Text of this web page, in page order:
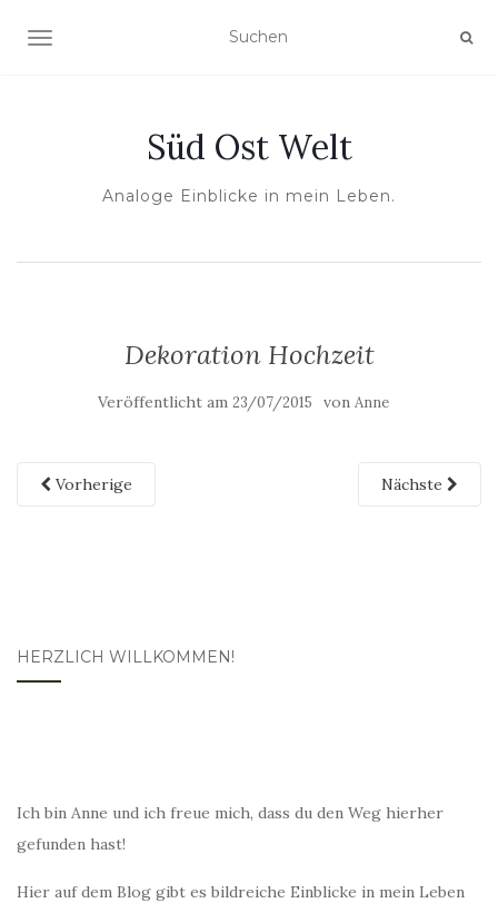
NAVIGATION UMSCHALTEN
Süd Ost Welt
Analoge Einblicke in mein Leben.
Dekoration Hochzeit
Veröffentlicht am 23/07/2015 von Anne
Vorherige Nächste
HERZLICH WILLKOMMEN!
Ich bin Anne und ich freue mich, dass du den Weg hierher
gefunden hast!
Hier auf dem Blog gibt es bildreiche Einblicke in mein Leben